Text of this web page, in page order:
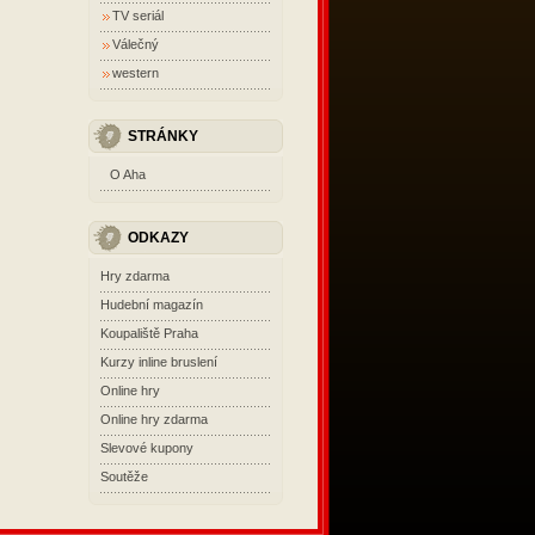
TV seriál
Válečný
western
STRÁNKY
O Aha
ODKAZY
Hry zdarma
Hudební magazín
Koupaliště Praha
Kurzy inline bruslení
Online hry
Online hry zdarma
Slevové kupony
Soutěže